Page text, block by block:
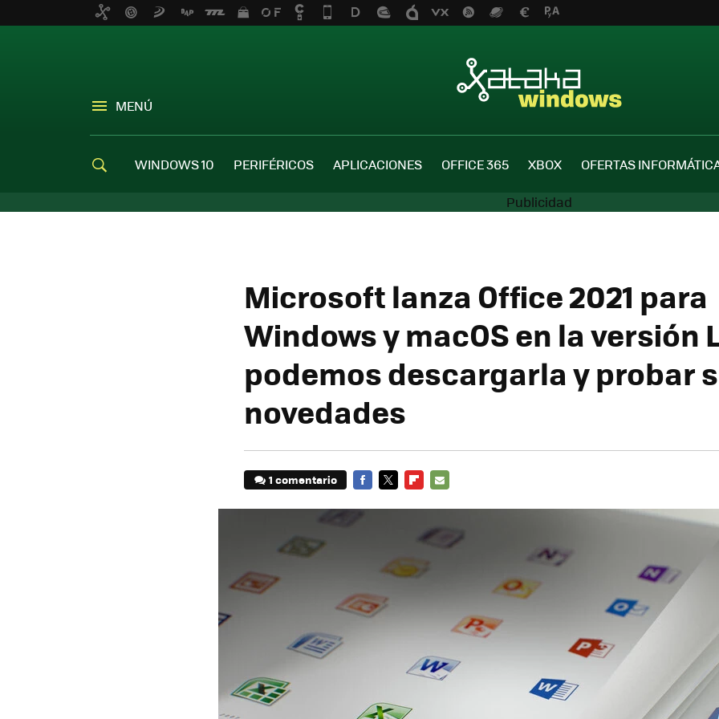
MENÚ
WINDOWS 10 PERIFÉRICOS APLICACIONES OFFICE 365 XBOX OFERTAS
Microsoft lanza Office 2021 para
Windows y macOS en la versión
podemos descargarla y probar
novedades
1 comentario